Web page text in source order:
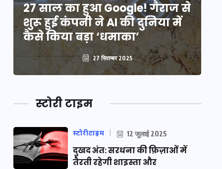
27 साल का हुआ Google! गैराज से
शुरू हुई कंपनी ने AI की दुनिया में
कैसे किया बड़ा ‘धमाका’
27 सितम्बर 2025
स्टोरी टाइम
स्टोरीटाइम 12 जुलाई 2025
दुखद अंत: सरधना की फ़िज़ाओं में
तैरती रहेगी शाइस्ता और